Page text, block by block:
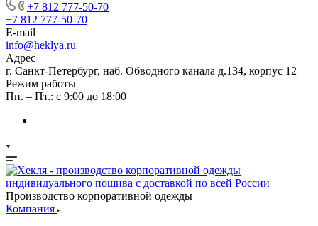
+7 812 777-50-70
+7 812 777-50-70
E-mail
info@heklya.ru
Адрес
г. Санкт-Петербург, наб. Обводного канала д.134, корпус 12
Режим работы
Пн. – Пт.: с 9:00 до 18:00
Производство корпоративной одежды
Компания